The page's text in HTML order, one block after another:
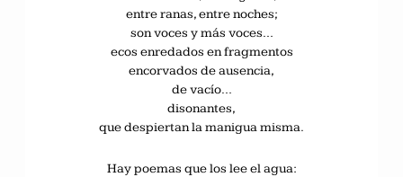
entre ranas, entre noches;
son voces y más voces…
ecos enredados en fragmentos
encorvados de ausencia,
de vacío…
disonantes,
que despiertan la manigua misma.
Hay poemas que los lee el agua: